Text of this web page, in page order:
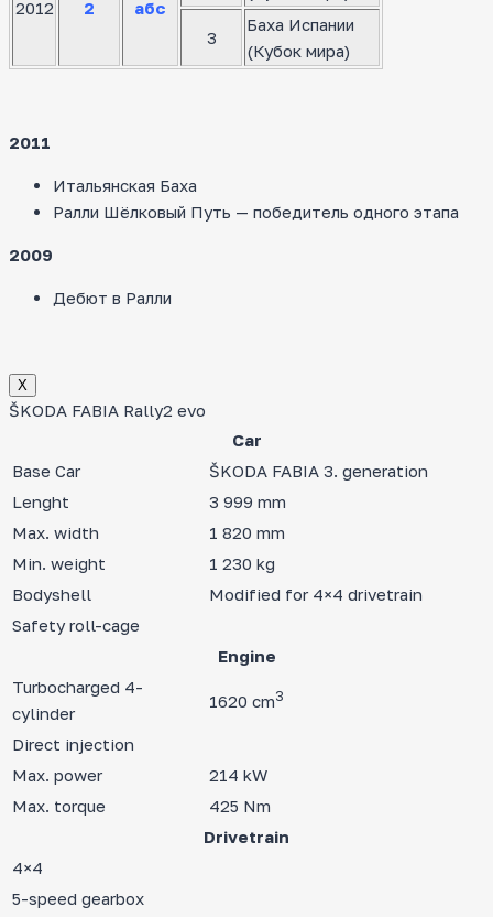
2012 2 абс
3
Баха Испании
(Кубок мира)
2011
Итальянская Баха
Ралли Шёлковый Путь — победитель одного этапа
2009
Дебют в Ралли
Х
ŠKODA FABIA Rally2 evo
Car
Base Car
ŠKODA FABIA 3. generation
Lenght
3 999 mm
Max. width
1 820 mm
Min. weight
1 230 kg
Bodyshell
Modified for 4×4 drivetrain
Safety roll-cage
Engine
Turbocharged 4-
cylinder
1620 cm3
Direct injection
Max. power
214 kW
Max. torque
425 Nm
Drivetrain
4×4
5-speed gearbox